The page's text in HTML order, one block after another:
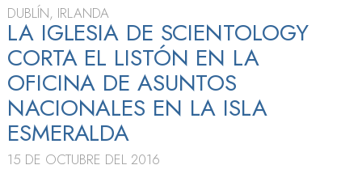
DUBLÍN, IRLANDA
LA IGLESIA DE SCIENTOLOGY
CORTA EL LISTÓN EN LA
OFICINA DE ASUNTOS
NACIONALES EN LA ISLA
ESMERALDA
15 DE OCTUBRE DEL 2016